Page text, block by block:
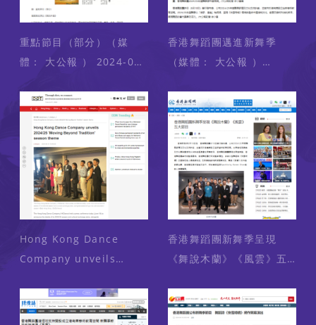
重點節目（部分）（媒
體： 大公報 ） 2024-06-
香港舞蹈團邁進新舞季
（媒體： 大公報 ）
Hong Kong Dance
Company unveils
Beyond Tradition'
season theme
香港舞蹈團新舞季呈現
《舞說木蘭》《風雲》五
網 ） 2024-06-18